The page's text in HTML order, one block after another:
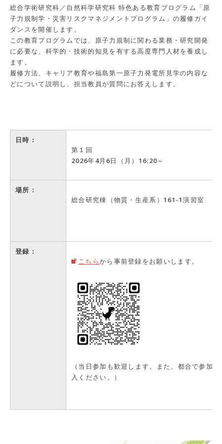
総合学術研究科／自然科学研究科 特色ある教育プログラム「原
子力規制学・災害リスクマネジメントプログラム」の履修ガイ
ダンスを開催します。
この教育プログラムでは、原子力規制に関わる業務・研究開発
に必要な、科学的・技術的知見を有する高度専門人材を養成し
ます。
履修方法、キャリア教育や福島第一原子力発電所見学の内容な
どについて説明し、担当教員が質問にお答えします。
日時：
第１回
2026年4月6日（月）16:20～
場所：
総合研究棟（物質・生産系）161-1演習室
登録：
こちらから事前登録をお願いします。
（当日参加も歓迎します。また、都合で参加
入ください。）